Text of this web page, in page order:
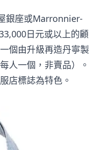
銀座或Marronnier-
日元或以上的顧
個由升級再造丹寧製
人一個，非賣品）。
店標誌為特色。